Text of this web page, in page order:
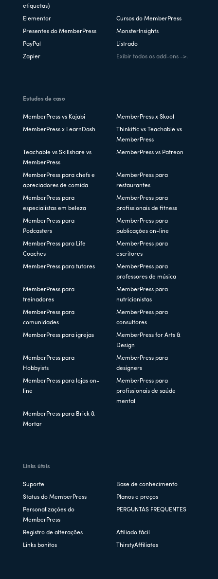
etiquetas)
Elementor Cursos do MemberPress
Presentes do MemberPress MonsterInsights
PayPal Listrado
Zapier Exibir todos os add-ons ->.
Estudos de caso
MemberPress vs Kajabi MemberPress x Skool
MemberPress x LearnDash
Thinkific vs Teachable vs
MemberPress
Teachable vs Skillshare vs
MemberPress
MemberPress vs Patreon
MemberPress para chefs e
apreciadores de comida
MemberPress para
restaurantes
MemberPress para
especialistas em beleza
MemberPress para
profissionais de fitness
MemberPress para
Podcasters
MemberPress para
publicações on-line
MemberPress para Life
Coaches
MemberPress para
escritores
MemberPress para tutores
MemberPress para
professores de música
MemberPress para
treinadores
MemberPress para
nutricionistas
MemberPress para
comunidades
MemberPress para
consultores
MemberPress para igrejas
MemberPress for Arts &
Design
MemberPress para
Hobbyists
MemberPress para
designers
MemberPress para lojas on-
line
MemberPress para
profissionais de saúde
mental
MemberPress para Brick &
Mortar
Links úteis
Suporte Base de conhecimento
Status do MemberPress Planos e preços
Personalizações do
MemberPress
PERGUNTAS FREQUENTES
Registro de alterações Afiliado fácil
Links bonitos ThirstyAffiliates